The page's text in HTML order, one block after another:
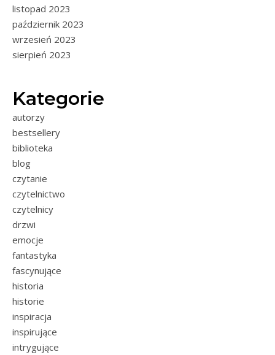
listopad 2023
październik 2023
wrzesień 2023
sierpień 2023
Kategorie
autorzy
bestsellery
biblioteka
blog
czytanie
czytelnictwo
czytelnicy
drzwi
emocje
fantastyka
fascynujące
historia
historie
inspiracja
inspirujące
intrygujące